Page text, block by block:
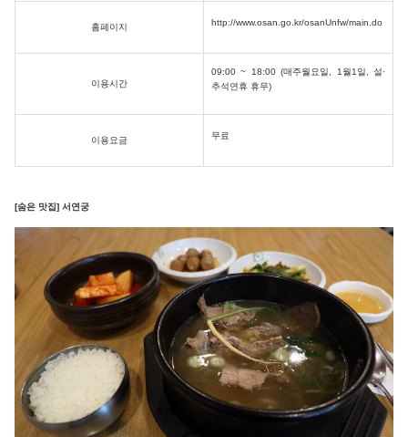
홈페이지 http://www.osan.go.kr/osanUnfw/main.do
이용시간
09:00 ~ 18:00 (매주월요일, 1월1일, 설·
추석연휴 휴무)
이용요금 무료
[숨은 맛집] 서연궁